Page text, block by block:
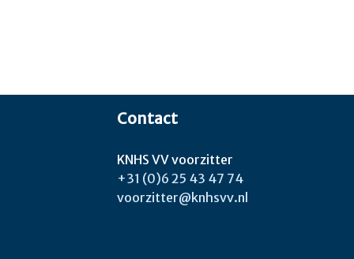
Contact
KNHS VV voorzitter
+31 (0)6 25 43 47 74
voorzitter@knhsvv.nl